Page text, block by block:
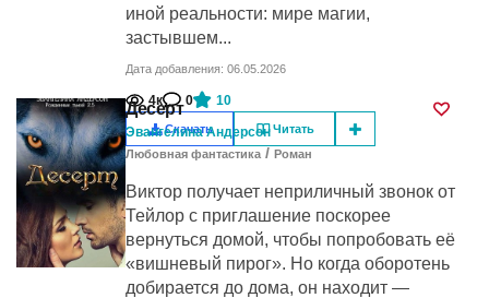
иной реальности: мире магии,
застывшем...
Дата добавления: 06.05.2026
4к 0 10
Скачать Читать
Десерт
Эвангелина Андерсон
Любовная фантастика / Роман
Виктор получает неприличный звонок от
Тейлор с приглашение поскорее
вернуться домой, чтобы попробовать её
«вишневый пирог». Но когда оборотень
добирается до дома, он находит —